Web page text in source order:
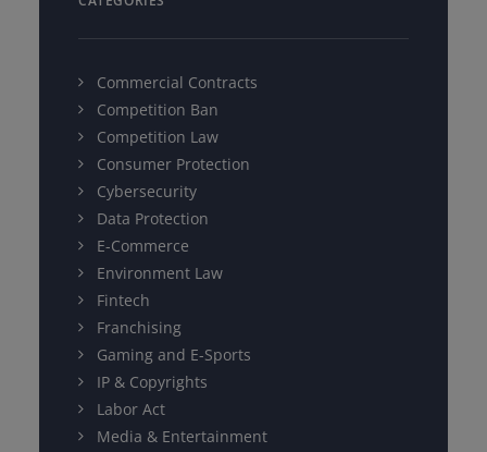
Commercial Contracts
Competition Ban
Competition Law
Consumer Protection
Cybersecurity
Data Protection
E-Commerce
Environment Law
Fintech
Franchising
Gaming and E-Sports
IP & Copyrights
Labor Act
Media & Entertainment